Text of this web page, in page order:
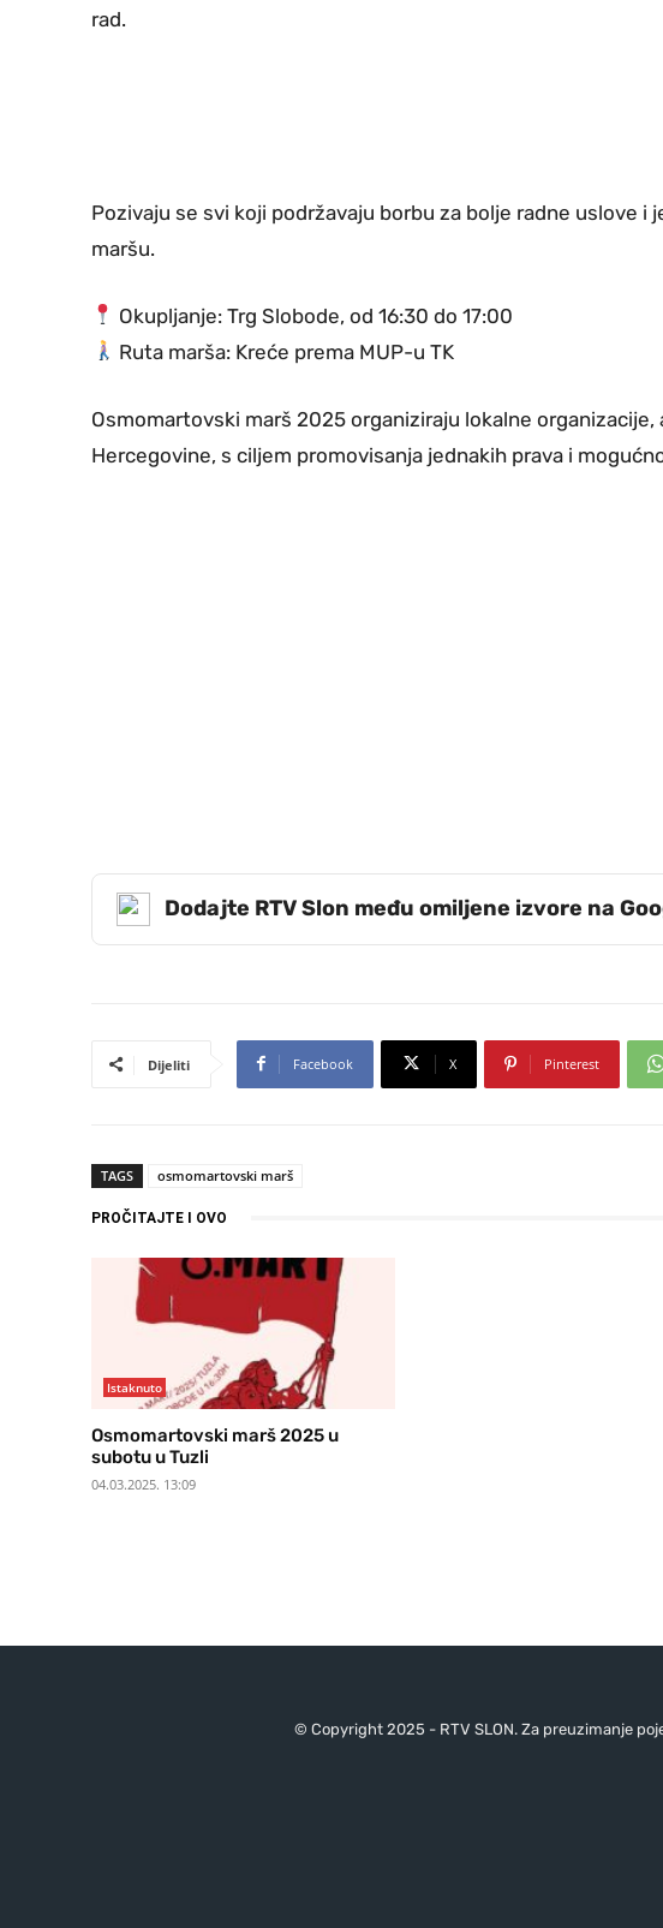
rad.
Pozivaju se svi koji podržavaju borbu za bolje radne uslove
maršu.
Okupljanje: Trg Slobode, od 16:30 do 17:00
Ruta marša: Kreće prema MUP-u TK
Osmomartovski marš 2025 organiziraju lokalne
Hercegovine, s ciljem promovisanja jednakih prava i
Dodajte RTV Slon među omiljene izvore na
Dijeliti Facebook X Pinterest
TAGS osmomartovski marš
PROČITAJTE I OVO
Istaknuto
Osmomartovski marš 2025 u
subotu u Tuzli
04.03.2025. 13:09
© Copyright 2025 - RTV SLON. Za preuzimanje